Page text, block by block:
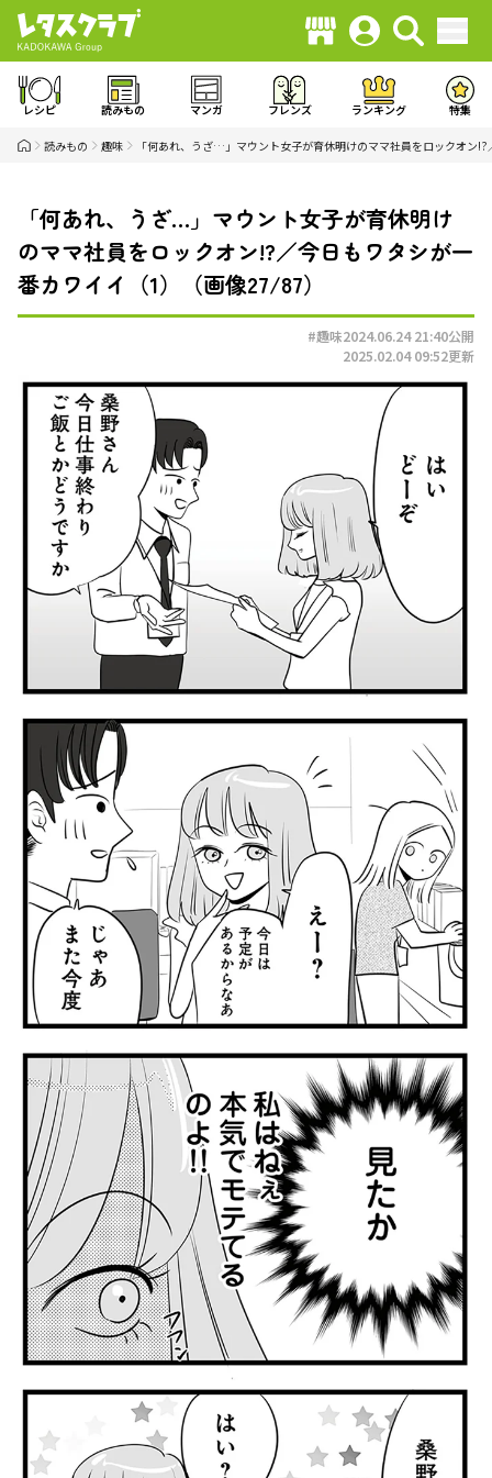
レシピ 読みもの マンガ フレンズ ランキング 特集
読みもの 趣味 「何あれ、うざ…」マウント女子が育休明けのママ社員をロックオン
「何あれ、うざ…」マウント女子が育休明け
のママ社員をロックオン!?／今日もワタシが一
番カワイイ（1）（画像27/87）
#趣味2024.06.24 21:40公開
2025.02.04 09:52更新